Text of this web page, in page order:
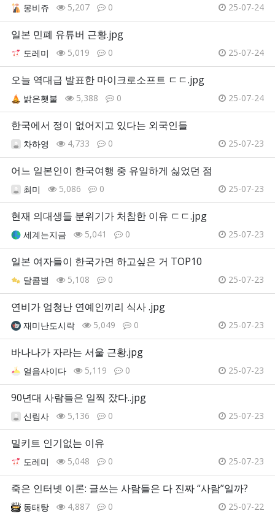
몽비쥬 5,207 0 25-07-24
일본 민폐 유튜버 근황.jpg
도레미 5,019 0 25-07-24
오늘 역대급 발표한 마이크로소프트 ㄷㄷ.jpg
밝은횃불 5,388 0 25-07-24
한국에서 정이 없어지고 있다는 외국인들
차하영 4,733 0 25-07-23
어느 일본인이 한국여행 중 유일하게 싫었던 점
최미 5,086 0 25-07-23
현재 의대생들 분위기가 처참한 이유 ㄷㄷ.jpg
세계는지금 5,041 0 25-07-23
일본 여자들이 한국가면 하고싶은 거 TOP10
달콤별 5,108 0 25-07-23
연비가 엄청난 연예인끼리 식사 .jpg
재미난도시락 5,049 0 25-07-23
바나나가 자라는 서울 근황.jpg
얼음사이다 5,119 0 25-07-23
90년대 사람들은 일찍 잤다..jpg
신림사 5,136 0 25-07-23
밀키트 인기없는 이유
도레미 5,048 0 25-07-23
죽은 인터넷 이론: 글쓰는 사람들은 다 진짜 “사람”일까?
동태탕 4,887 0 25-07-22